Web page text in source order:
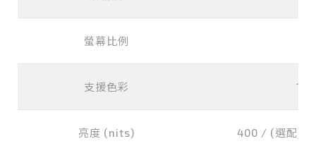
螢幕比例
支援色彩
亮度 (nits) 400 / (選配)